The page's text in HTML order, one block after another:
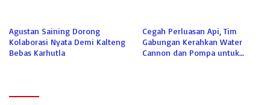
Agustan Saining Dorong
Kolaborasi Nyata Demi Kalteng
Bebas Karhutla
Cegah Perluasan Api, Tim
Gabungan Kerahkan Water
Cannon dan Pompa untuk